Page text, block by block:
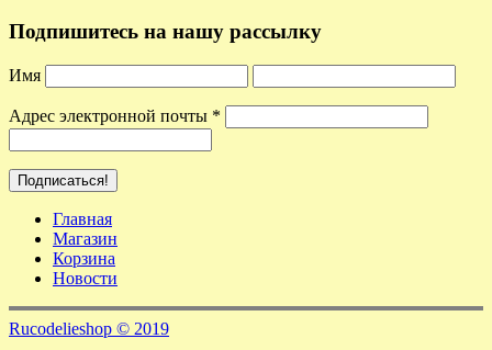
Подпишитесь на нашу рассылку
Имя
Адрес электронной почты *
Главная
Магазин
Корзина
Новости
Rucodelieshop © 2019